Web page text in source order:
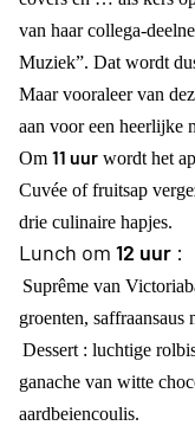
van haar collega-
Muziek”. Dat wordt
Maar vooraleer van
aan voor een heerlijke
Om 11 uur wordt het
Cuvée of fruitsap
drie culinaire hapjes.
Lunch om 12 uur :
Suprême van
groenten, saffraansaus
Dessert : luchtige
ganache van witte
aardbeiencoulis.